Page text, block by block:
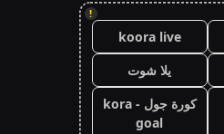
!
koora live
يلا شوت
كورة جول - kora
goal